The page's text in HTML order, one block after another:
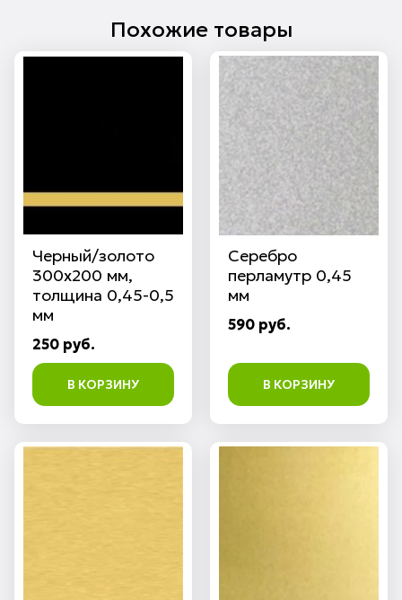
Похожие товары
Черный/золото
300х200 мм,
толщина 0,45-0,5
мм
250 руб.
В КОРЗИНУ
Серебро
перламутр 0,45
мм
590 руб.
В КОРЗИНУ